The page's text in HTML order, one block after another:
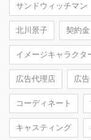
サンドウィッチマン
北川景子 契約金
イメージキャラクタ
広告代理店 広告
コーディネート
キャスティング